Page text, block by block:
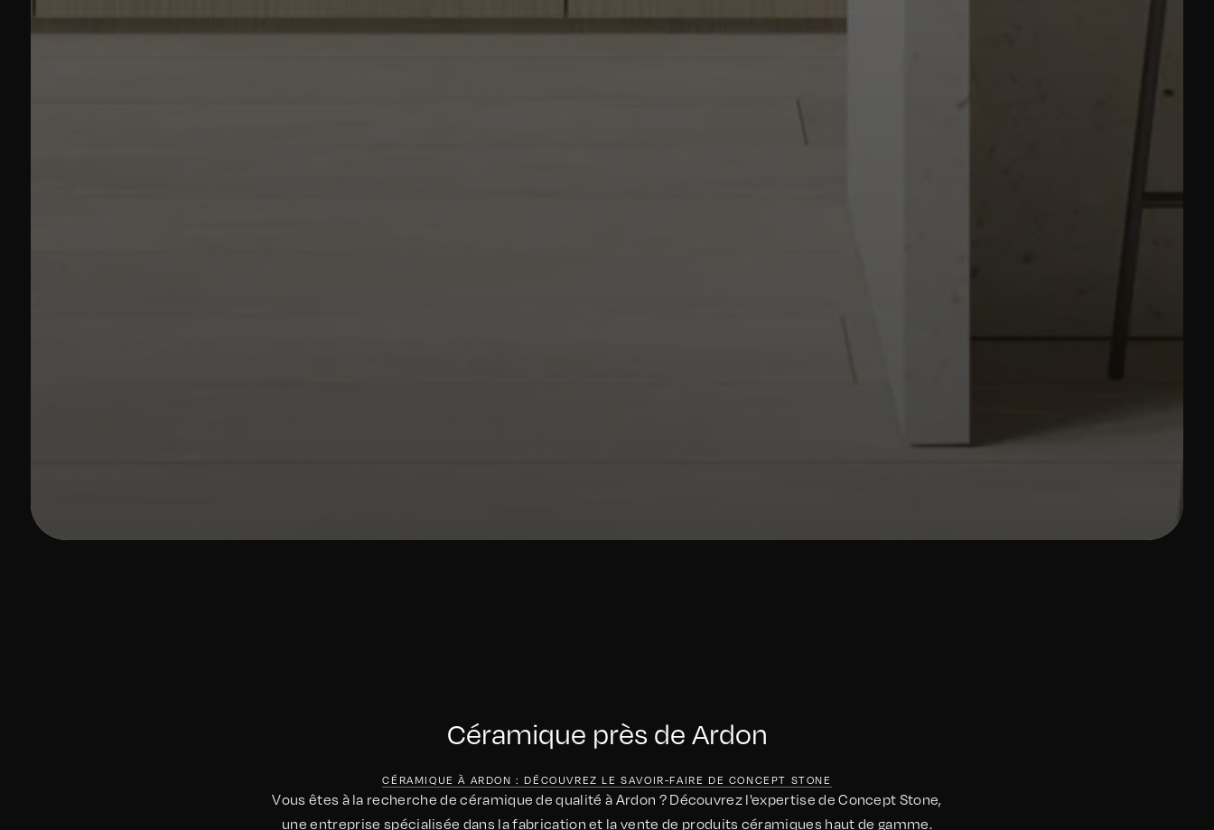
Céramique près de Ardon
CÉRAMIQUE À ARDON : DÉCOUVREZ LE SAVOIR-FAIRE DE CONCEPT STONE
Vous êtes à la recherche de céramique de qualité à Ardon ? Découvrez l'expertise de Concept Stone,
une entreprise spécialisée dans la fabrication et la vente de produits céramiques haut de gamme.